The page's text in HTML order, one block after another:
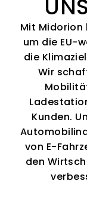
Mit Midorion
um die EU-
die
Wir
Kunden.
von E-
den